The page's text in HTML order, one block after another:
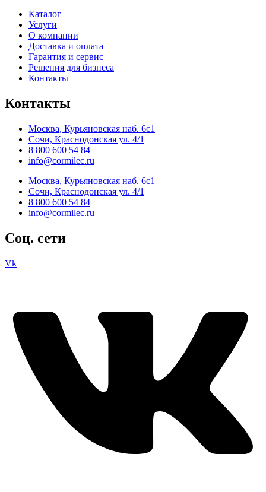
Каталог
Услуги
О компании
Доставка и оплата
Гарантия и сервис
Решения для бизнеса
Контакты
Контакты
Москва, Курьяновская наб. 6с1
Сочи, Краснодонская ул. 4/1
8 800 600 54 84
info@cormilec.ru
Москва, Курьяновская наб. 6с1
Сочи, Краснодонская ул. 4/1
8 800 600 54 84
info@cormilec.ru
Соц. сети
Vk